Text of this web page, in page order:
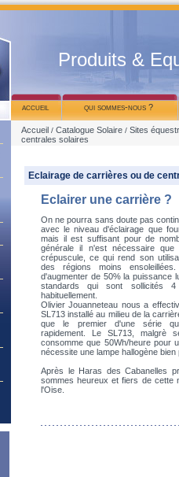
Produits &
accueil qui sommes-nous ?
Accueil / Catalogue Solaire / Sites
centrales solaires
Eclairage de carrières ou de
Eclairer une carrière ?
On ne pourra sans doute pas
avec le niveau d'éclairage que
mais il est suffisant pour de
générale il n'est nécessaire
crépuscule, ce qui rend son
des régions moins
d'augmenter de 50% la puissance
standards qui sont sollicités
habituellement.
Olivier Jouanneteau nous a
SL713 installé au milieu de la
que le premier d'une série
rapidement. Le SL713, malgrè
consomme que 50Wh/heure pour
nécessite une lampe hallogène
Après le Haras des Cabanelles
sommes heureux et fiers de cette
l'Oise.